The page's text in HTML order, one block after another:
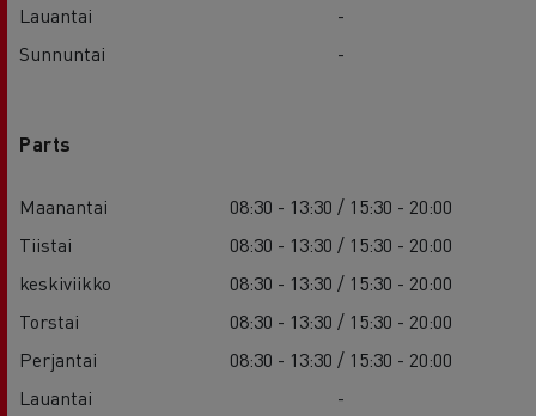
Lauantai
-
Sunnuntai
-
Parts
Maanantai
08:30 - 13:30 / 15:30 - 20:00
Tiistai
08:30 - 13:30 / 15:30 - 20:00
keskiviikko
08:30 - 13:30 / 15:30 - 20:00
Torstai
08:30 - 13:30 / 15:30 - 20:00
Perjantai
08:30 - 13:30 / 15:30 - 20:00
Lauantai
-